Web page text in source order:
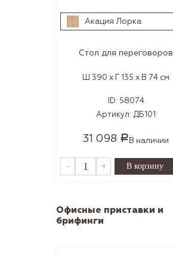
Акация Лорка
Стол для переговоров
Ш 390 x Г 135 x В 74 см
ID: 58074
Артикул: ДБ101
31 098 РВ наличии
- +
Офисные приставки и
брифинги